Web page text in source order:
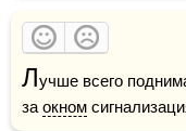
Лучше всего
за окном